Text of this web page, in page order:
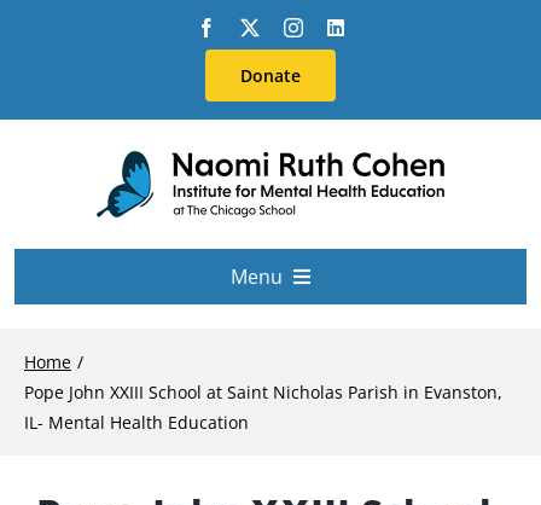
Donate
Menu
Conferences
Home
Pope John XXIII School at Saint Nicholas Parish in Evanston,
IL- Mental Health Education